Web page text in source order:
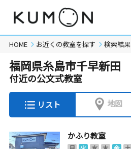
HOME お近くの教室を探す 検索結果
福岡県糸島市千早新田
付近の公文式教室
リスト 地図
かふり教室